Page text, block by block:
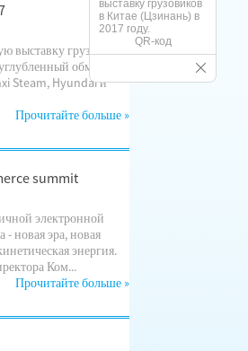
выставку грузовых
обмен
Steam, Hyundai и
Прочитайте больше »
summit
электронной
новая эра, новая
энергия.
Ком...
Прочитайте больше »
QR-код